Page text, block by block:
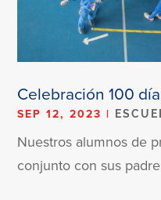
Celebración 100
SEP 12, 2023 |
Nuestros alumnos de
conjunto con sus